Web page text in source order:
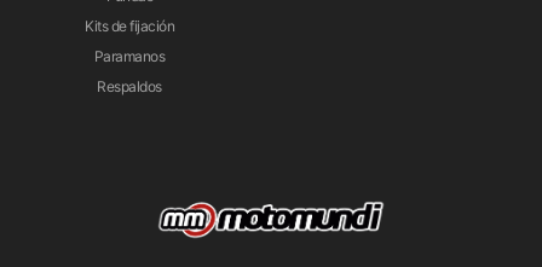
La suave polaina de microfibra sella el agua y la suciedad
Kits de fijación
Paramanos
Respaldos